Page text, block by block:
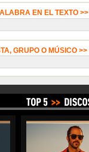
EN EL TEXTO >>
GRUPO O MÚSICO >>